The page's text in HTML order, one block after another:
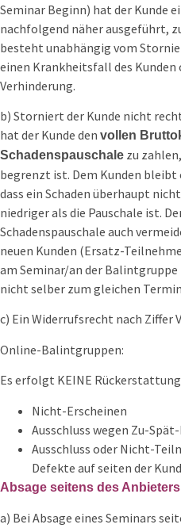
Seminar Beginn) hat der Kunde
nachfolgend näher ausgeführt,
besteht unabhängig vom
einen Krankheitsfall des
Verhinderung.
b) Storniert der Kunde nicht
hat der Kunde den vollen
Schadenspauschale zu
begrenzt ist. Dem Kunden bleibt
dass ein Schaden überhaupt
niedriger als die Pauschale ist.
Schadenspauschale auch
neuen Kunden (Ersatz-
am Seminar/an der
nicht selber zum gleichen
c) Ein Widerrufsrecht nach Ziffer
Online-Balintgruppen:
Es erfolgt KEINE
Nicht-Erscheinen
Ausschluss wegen Zu-
Ausschluss oder Nicht-
Defekte auf seiten der
Absage seitens des Anbieters
a) Bei Absage eines Seminars